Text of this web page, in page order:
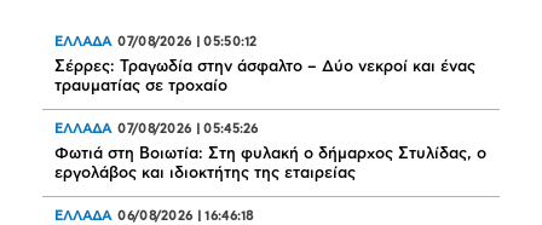
ΕΛΛΑΔΑ 07/08/2026 05:50:12
Σέρρες: Τραγωδία στην άσφαλτο – Δύο νεκροί και ένας
τραυματίας σε τροχαίο
ΕΛΛΑΔΑ 07/08/2026 05:45:26
Φωτιά στη Βοιωτία: Στη φυλακή ο δήμαρχος Στυλίδας, ο
εργολάβος και ιδιοκτήτης της εταιρείας
ΕΛΛΑΔΑ 06/08/2026 16:46:18